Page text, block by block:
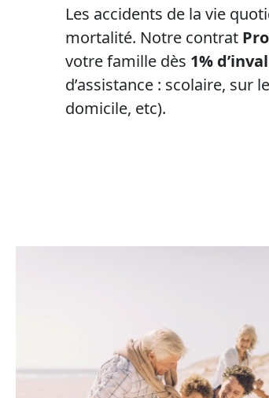
Les accidents de la vie
mortalité. Notre contrat
votre famille dès 1%
d’assistance : scolaire, sur
domicile, etc).